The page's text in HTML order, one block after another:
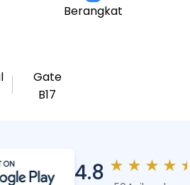
Gate
B17
Berangkat
4.8 ★ ★ ★ ★ ★